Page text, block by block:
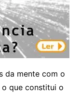
da mente com o
que constitui o